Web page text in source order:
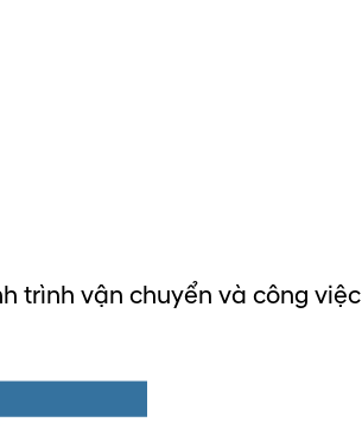
trình vận chuyển và công việc